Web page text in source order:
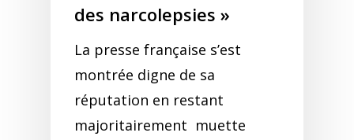
des narcolepsies »
La presse française s’est
montrée digne de sa
réputation en restant
majoritairement muette